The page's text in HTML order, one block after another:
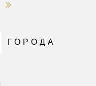
ГОРОДА